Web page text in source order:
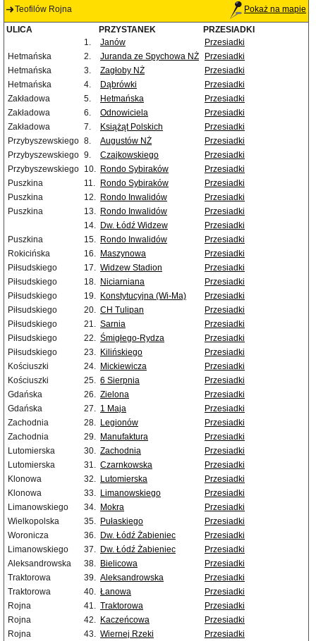
Teofilów Rojna Pokaż na mapie
ULICA PRZYSTANEK
PRZESIADKI
1.
Janów
Przesiadki
Hetmańska
2. Juranda ze Spychowa NŻ
Przesiadki
Hetmańska
3. Zagłoby NŻ
Przesiadki
Hetmańska
4. Dąbrówki
Przesiadki
Zakładowa
5. Hetmańska
Przesiadki
Zakładowa
6. Odnowiciela
Przesiadki
Zakładowa
7. Książąt Polskich
Przesiadki
Przybyszewskiego 8. Augustów NŻ
Przesiadki
Przybyszewskiego 9. Czajkowskiego
Przesiadki
Przybyszewskiego 10. Rondo Sybiraków
Przesiadki
Puszkina
11. Rondo Sybiraków
Przesiadki
Puszkina
12. Rondo Inwalidów
Przesiadki
Puszkina
13. Rondo Inwalidów
Przesiadki
14. Dw. Łódź Widzew
Przesiadki
Puszkina
15. Rondo Inwalidów
Przesiadki
Rokicińska
16. Maszynowa
Przesiadki
Piłsudskiego
17. Widzew Stadion
Przesiadki
Piłsudskiego
18. Niciarniana
Przesiadki
Piłsudskiego
19. Konstytucyjna (Wi-Ma)
Przesiadki
Piłsudskiego
20. CH Tulipan
Przesiadki
Piłsudskiego
21. Sarnia
Przesiadki
Piłsudskiego
22. Śmigłego-Rydza
Przesiadki
Piłsudskiego
23. Kilińskiego
Przesiadki
Kościuszki
24. Mickiewicza
Przesiadki
Kościuszki
25. 6 Sierpnia
Przesiadki
Gdańska
26. Zielona
Przesiadki
Gdańska
27. 1 Maja
Przesiadki
Zachodnia
28. Legionów
Przesiadki
Zachodnia
29. Manufaktura
Przesiadki
Lutomierska
30. Zachodnia
Przesiadki
Lutomierska
31. Czarnkowska
Przesiadki
Klonowa
32. Lutomierska
Przesiadki
Klonowa
33. Limanowskiego
Przesiadki
Limanowskiego
34. Mokra
Przesiadki
Wielkopolska
35. Pułaskiego
Przesiadki
Woronicza
36. Dw. Łódź Żabieniec
Przesiadki
Limanowskiego
37. Dw. Łódź Żabieniec
Przesiadki
Aleksandrowska
38. Bielicowa
Przesiadki
Traktorowa
39. Aleksandrowska
Przesiadki
Traktorowa
40. Łanowa
Przesiadki
Rojna
41. Traktorowa
Przesiadki
Rojna
42. Kaczeńcowa
Przesiadki
Rojna
43. Wiernej Rzeki
Przesiadki